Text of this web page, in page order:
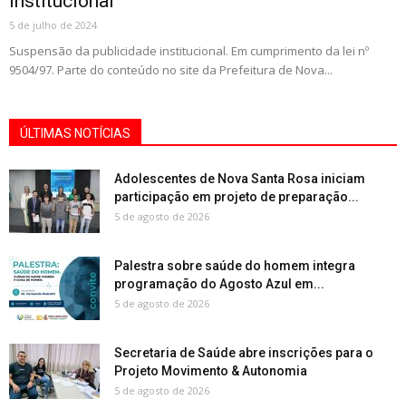
5 de julho de 2024
Suspensão da publicidade institucional. Em cumprimento da lei nº
9504/97. Parte do conteúdo no site da Prefeitura de Nova...
ÚLTIMAS NOTÍCIAS
Adolescentes de Nova Santa Rosa iniciam
participação em projeto de preparação...
5 de agosto de 2026
Palestra sobre saúde do homem integra
programação do Agosto Azul em...
5 de agosto de 2026
Secretaria de Saúde abre inscrições para o
Projeto Movimento & Autonomia
5 de agosto de 2026